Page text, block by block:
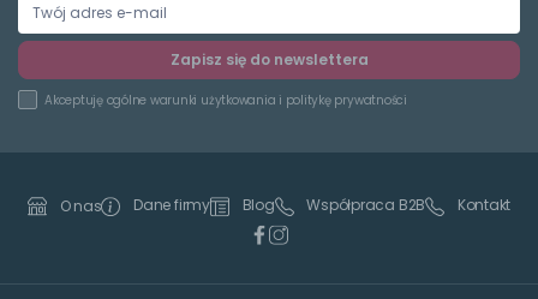
Zapisz się do newslettera
Akceptuję ogólne warunki użytkowania i politykę prywatności
O nas Dane firmy Blog Współpraca B2B Kontakt